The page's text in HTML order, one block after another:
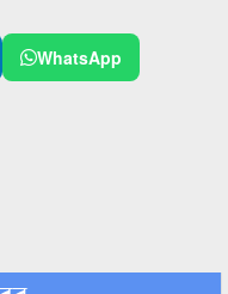
WhatsApp